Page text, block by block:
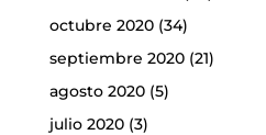
octubre 2020(34)
septiembre 2020(21)
agosto 2020(5)
julio 2020(3)